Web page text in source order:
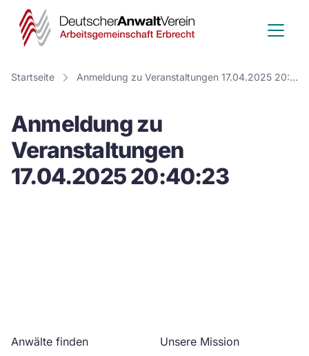
Deutscher
Anwalt
Verein
Startseite Anmeldung zu Veranstaltungen 17.04.2025 20:40:23
Anmeldung zu
Veranstaltungen
17.04.2025 20:40:23
Anwälte finden
Unsere Mission